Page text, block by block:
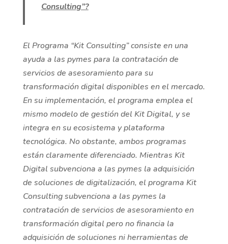
Consulting”?
El Programa “Kit Consulting” consiste en una
ayuda a las pymes para la contratación de
servicios de asesoramiento para su
transformación digital disponibles en el mercado.
En su implementación, el programa emplea el
mismo modelo de gestión del Kit Digital, y se
integra en su ecosistema y plataforma
tecnológica. No obstante, ambos programas
están claramente diferenciado. Mientras Kit
Digital subvenciona a las pymes la adquisición
de soluciones de digitalización, el programa Kit
Consulting subvenciona a las pymes la
contratación de servicios de asesoramiento en
transformación digital pero no financia la
adquisición de soluciones ni herramientas de